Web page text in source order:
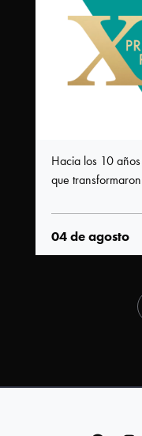
Hacia los 10
que
04 de agosto